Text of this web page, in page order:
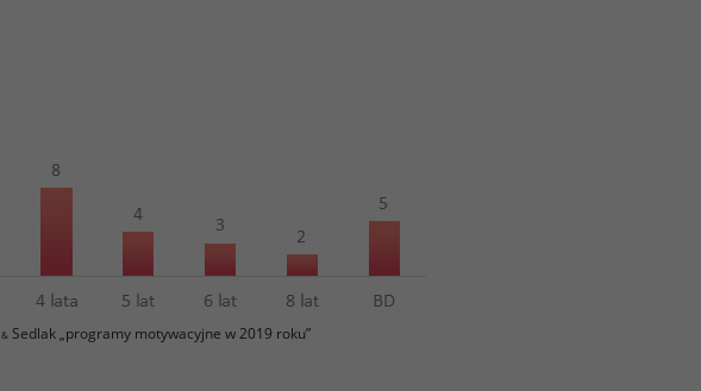
&Sedlak „programy motywacyjne w 2019 roku”